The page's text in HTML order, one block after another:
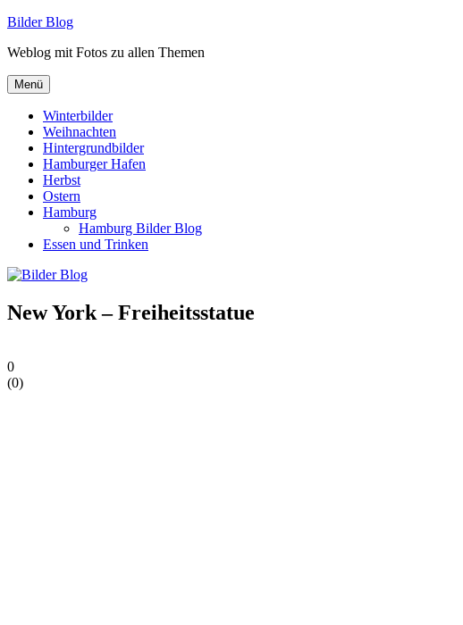
Zum
springen
Bilder Blog
Weblog mit Fotos zu allen Themen
Menü
Winterbilder
Weihnachten
Hintergrundbilder
Hamburger Hafen
Herbst
Ostern
Hamburg
Hamburg Bilder Blog
Essen und Trinken
New York – Freiheitsstatue
0
(0)